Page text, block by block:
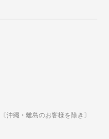
沖縄・離島のお客様を除き〕